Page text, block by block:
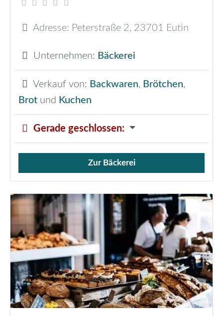
Adresse: Peterstraße 2, 23701 Eutin
Unternehmen: Bäckerei
Verkauf von: Backwaren, Brötchen,
Brot und Kuchen
Gerade geschlossen:
Verkauf von Brötchen,
Zur Bäckerei